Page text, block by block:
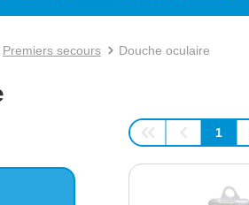
Premiers secours Douche oculaire
Page
1